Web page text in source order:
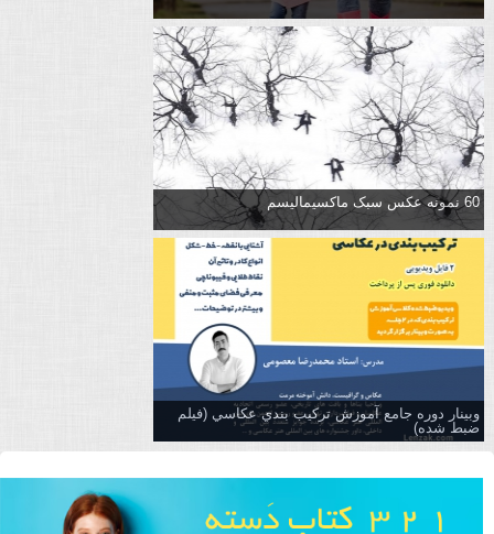
60 نمونه عکس سبک ماکسیمالیسم
وبینار دوره جامع آموزش تركيب بندي عكاسي (فیلم
ضبط شده)